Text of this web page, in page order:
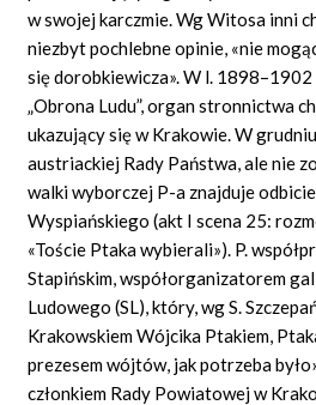
w swojej karczmie. Wg Witosa inni
niezbyt pochlebne opinie, «nie
się dorobkiewicza». W l. 1898–1902
„Obrona Ludu”, organ stronnictwa
ukazujący się w Krakowie. W
austriackiej Rady Państwa, ale nie
walki wyborczej P-a znajduje odbicie
Wyspiańskiego (akt I scena 25:
«Toście Ptaka wybierali»). P.
Stapińskim, współorganizatorem
Ludowego (SL), który, wg S.
Krakowskiem Wójcika Ptakiem,
prezesem wójtów, jak potrzeba
członkiem Rady Powiatowej w